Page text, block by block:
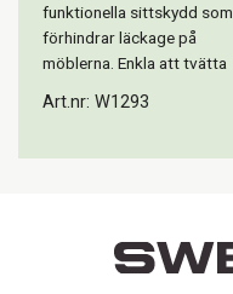
funktionella sittskydd som
förhindrar läckage på
möblerna. Enkla att tvätta
Art.nr: W1293